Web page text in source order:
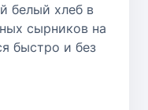
белый хлеб в
сырников на
быстро и без